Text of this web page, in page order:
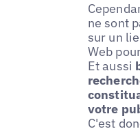
ne sont
sur un
Web
Et aussi
votre
C'est